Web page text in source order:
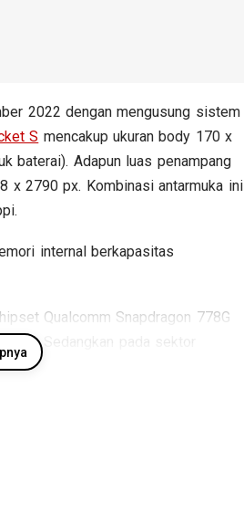
2022 dengan mengusung sistem
S mencakup ukuran body 170 x
baterai). Adapun luas penampang
x 2790 px. Kombinasi antarmuka ini
internal berkapasitas
Qualcomm Snapdragon 778G
Sedangkan pada sektor
kamera depan Single lens,